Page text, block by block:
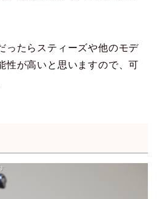
ったらスティーズや他のモデ
性が高いと思いますので、可